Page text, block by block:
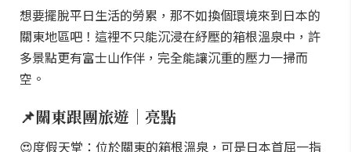
想要擺脫平日生活的勞累，那不如換個環境來到日本的
關東地區吧！這裡不只能沉浸在紓壓的箱根溫泉中，許
多景點更有富士山作伴，完全能讓沉重的壓力一掃而
空。
📌關東跟團旅遊｜亮點
😍度假天堂：位於關東的箱根溫泉，可是日本首屈一指